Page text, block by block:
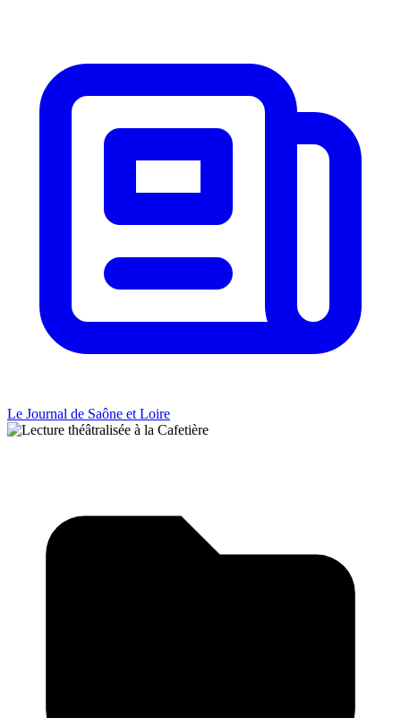
Le Journal de Saône et Loire